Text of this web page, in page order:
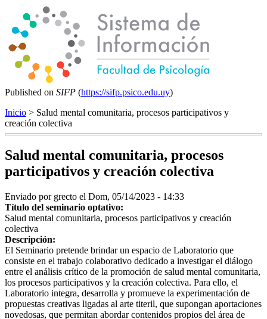
Published on SIFP (https://sifp.psico.edu.uy)
Inicio > Salud mental comunitaria, procesos participativos y
creación colectiva
Salud mental comunitaria, procesos
participativos y creación colectiva
Enviado por grecto el Dom, 05/14/2023 - 14:33
Título del seminario optativo:
Salud mental comunitaria, procesos participativos y creación
colectiva
Descripción:
El Seminario pretende brindar un espacio de Laboratorio que
consiste en el trabajo colaborativo dedicado a investigar el diálogo
entre el análisis crítico de la promoción de salud mental comunitaria,
los procesos participativos y la creación colectiva. Para ello, el
Laboratorio integra, desarrolla y promueve la experimentación de
propuestas creativas ligadas al arte titeril, que supongan aportaciones
novedosas, que permitan abordar contenidos propios del área de